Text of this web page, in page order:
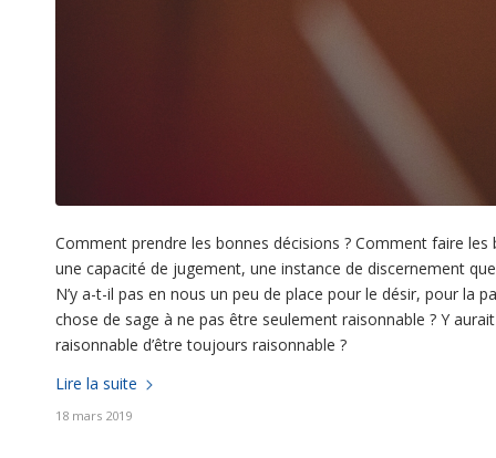
Comment prendre les bonnes décisions ? Comment faire
une capacité de jugement, une instance de discernement
N’y a-t-il pas en nous un peu de place pour le désir, pour la
chose de sage à ne pas être seulement raisonnable ? Y
raisonnable d’être toujours raisonnable ?
Lire la suite
18 mars 2019